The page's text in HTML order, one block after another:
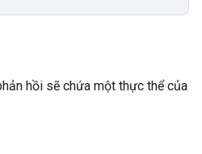
hồi sẽ chứa một thực thể của